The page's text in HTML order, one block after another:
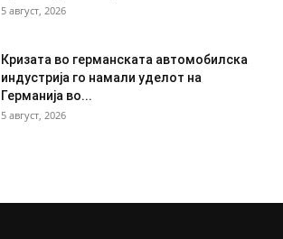
5 август, 2026
Кризата во германската автомобилска
индустрија го намали уделот на
Германија во...
5 август, 2026